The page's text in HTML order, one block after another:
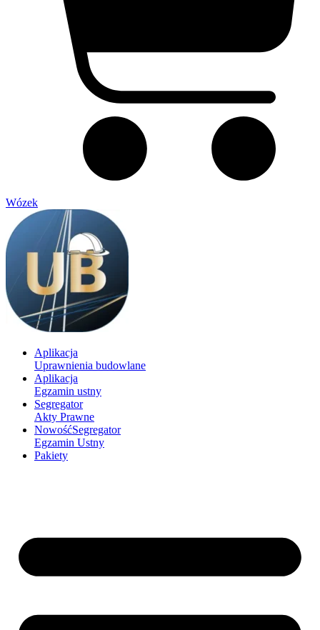
Wózek
Aplikacja
Uprawnienia budowlane
Aplikacja
Egzamin ustny
Segregator
Akty Prawne
NowośćSegregator
Egzamin Ustny
Pakiety